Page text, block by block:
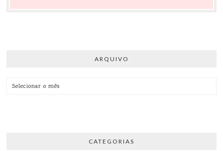
ARQUIVO
ARQUIVO
CATEGORIAS